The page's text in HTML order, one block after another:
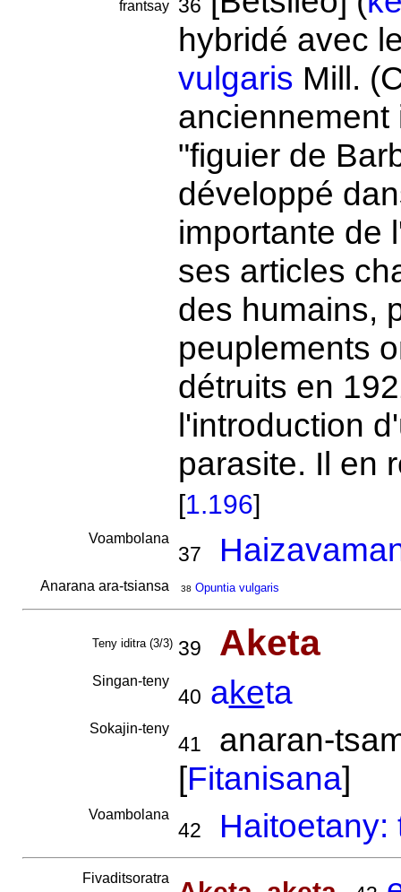
frantsay
36
hybridé avec
vulgaris Mill.
anciennement
"figuier de
développé
importante de
ses articles
des humains,
peuplements
détruits en
l'introduction
parasite. Il en
[1.196]
Voambolana
37
Anarana ara-tsiansa 38 Opuntia vulgaris
Teny iditra (3/3) 39 Aketa
Singan-teny
40 aketa
Sokajin-teny
41
anaran-
[Fitanisana]
Voambolana
42 Haitoetany:
Fivaditsoratra